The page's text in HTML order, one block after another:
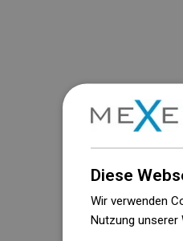
Diese
Wir verwenden
Nutzung unserer